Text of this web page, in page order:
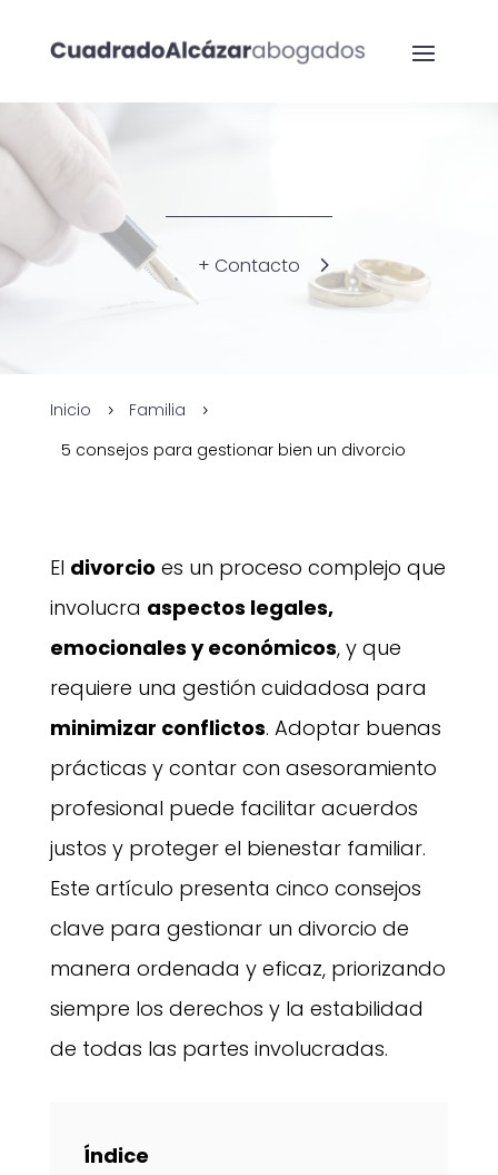
+ Contacto
Inicio 5 Familia 5
5 consejos para gestionar bien un divorcio
El divorcio es un proceso complejo que
involucra aspectos legales,
emocionales y económicos, y que
requiere una gestión cuidadosa para
minimizar conflictos. Adoptar buenas
prácticas y contar con asesoramiento
profesional puede facilitar acuerdos
justos y proteger el bienestar familiar.
Este artículo presenta cinco consejos
clave para gestionar un divorcio de
manera ordenada y eficaz, priorizando
siempre los derechos y la estabilidad
de todas las partes involucradas.
Índice